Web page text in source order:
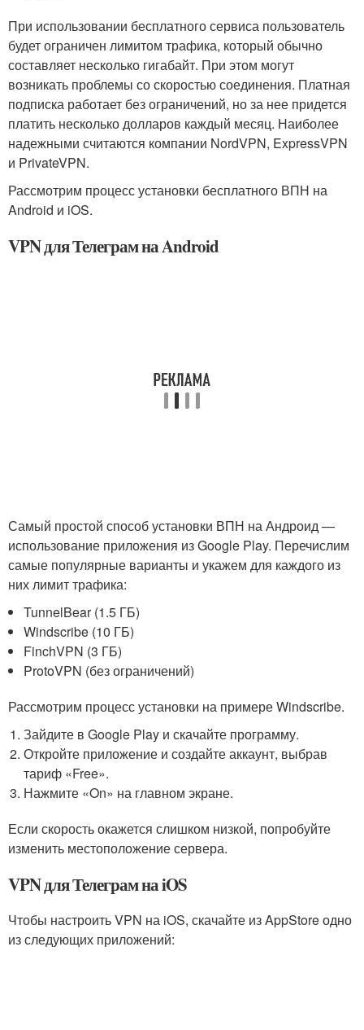
При использовании бесплатного сервиса пользователь
будет ограничен лимитом трафика, который обычно
составляет несколько гигабайт. При этом могут
возникать проблемы со скоростью соединения. Платная
подписка работает без ограничений, но за нее придется
платить несколько долларов каждый месяц. Наиболее
надежными считаются компании NordVPN, ExpressVPN
и PrivateVPN.
Рассмотрим процесс установки бесплатного ВПН на
Android и iOS.
VPN для Телеграм на Android
Самый простой способ установки ВПН на Андроид —
использование приложения из Google Play. Перечислим
самые популярные варианты и укажем для каждого из
них лимит трафика:
TunnelBear (1.5 ГБ)
Windscribe (10 ГБ)
FinchVPN (3 ГБ)
ProtoVPN (без ограничений)
Рассмотрим процесс установки на примере Windscribe.
Зайдите в Google Play и скачайте программу.
Откройте приложение и создайте аккаунт, выбрав
тариф «Free».
Нажмите «On» на главном экране.
Если скорость окажется слишком низкой, попробуйте
изменить местоположение сервера.
VPN для Телеграм на iOS
Чтобы настроить VPN на iOS, скачайте из AppStore одно
из следующих приложений: